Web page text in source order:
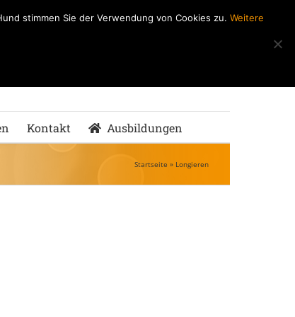
Kontakt Ausbildungen
Startseite » Longieren
stimmen Sie der Verwendung von Cookies zu. Weitere